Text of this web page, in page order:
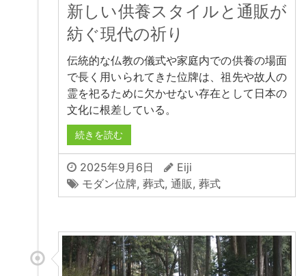
新しい供養スタイルと通販が
紡ぐ現代の祈り
伝統的な仏教の儀式や家庭内での供養の場面
で長く用いられてきた位牌は、祖先や故人の
霊を祀るために欠かせない存在として日本の
文化に根差している。
続きを読む
2025年9月6日
Eiji
モダン位牌, 葬式, 通販, 葬式